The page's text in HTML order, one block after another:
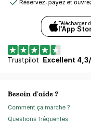
Réservez, payez et
Télécharger
l'App
Trustpilot Excellent
Besoin d'aide ?
Comment ça marche ?
Questions fréquentes